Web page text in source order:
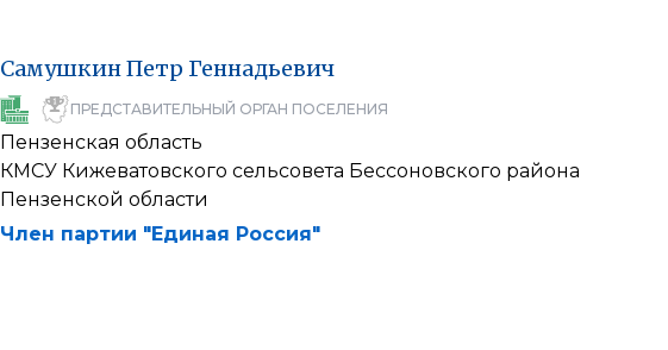
СамушкинПетр Геннадьевич
ПРЕДСТАВИТЕЛЬНЫЙ ОРГАН ПОСЕЛЕНИЯ
Пензенская область
КМСУ Кижеватовского сельсовета Бессоновского района
Пензенской области
Член партии "Единая Россия"